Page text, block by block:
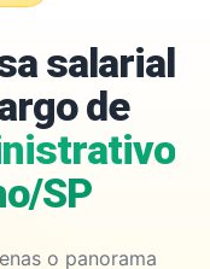
salarial
de
SP
o panorama